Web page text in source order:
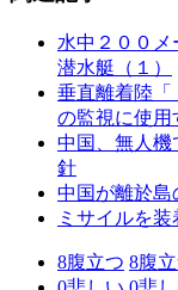
水中２００
潜水艇（１）
垂直離着陸
の監視に使用
中国、無人
針
中国が離於島
ミサイルを
8腹立つ 8腹